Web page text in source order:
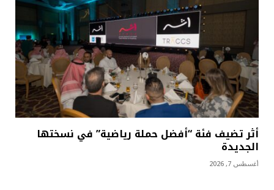
أثر تضيف فئة “أفضل حملة رياضية” في نسختها
الجديدة
أغسطس 7, 2026